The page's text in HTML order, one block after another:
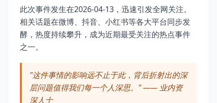
此次事件发生在2026-04-13，迅速引发全网关注。
相关话题在微博、抖音、小红书等各大平台同步发
酵，热度持续攀升，成为近期最受关注的热点事件
之一。
"这件事情的影响远不止于此，背后折射出的深
层问题值得我们每一个人深思。" —— 业内资
深人士